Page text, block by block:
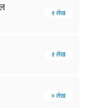
१ लेख
१ लेख
० लेख